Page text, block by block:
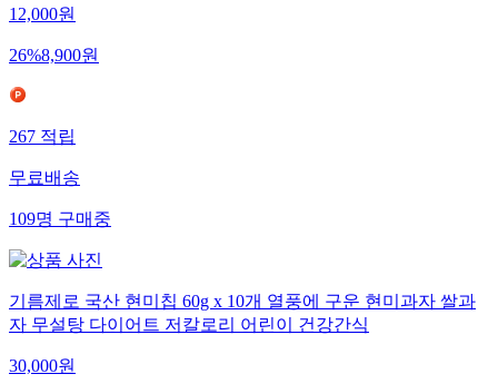
12,000원
26%8,900원
267적립
무료배송
109명구매중
기름제로 국산 현미칩 60g x 10개 열풍에 구운 현미과자 쌀과
자 무설탕 다이어트 저칼로리 어린이 건강간식
30,000원